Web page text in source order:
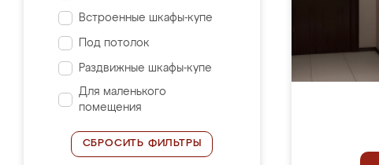
Встроенные шкафы-купе
Под потолок
Раздвижные шкафы-купе
Для маленького
помещения
СБРОСИТЬ ФИЛЬТРЫ